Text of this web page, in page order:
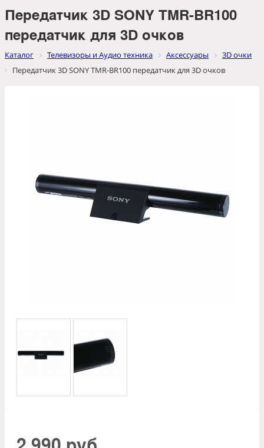
Передатчик 3D SONY TMR-BR100
передатчик для 3D очков
Каталог Телевизоры и Аудио техника Аксессуары
3D очки
Передатчик 3D SONY TMR-BR100 передатчик для 3D очков